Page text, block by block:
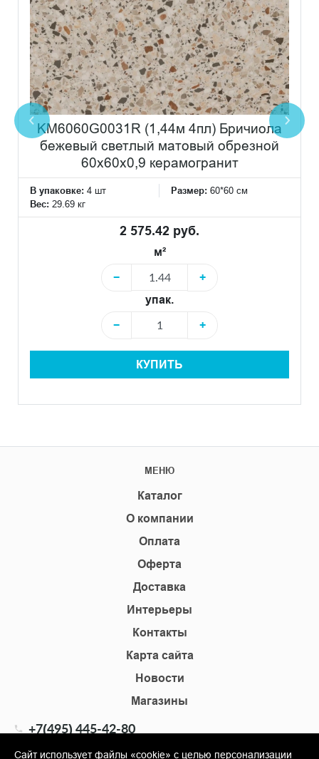
KM6060G0031R (1,44м 4пл) Бричиола
бежевый светлый матовый обрезной
60x60x0,9 керамогранит
В упаковке: 4 шт Размер: 60*60 см
Вес: 29.69 кг
2 575.42 руб.
м²
−
+
упак.
−
+
КУПИТЬ
МЕНЮ
Каталог
О компании
Оплата
Оферта
Доставка
Интерьеры
Контакты
Карта сайта
Новости
Магазины
+7(495) 445-42-80
Сайт использует файлы «cookie» с целью персонализации